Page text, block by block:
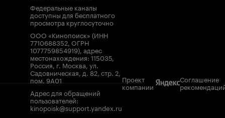
Федеральные каналы
доступны для бесплатного
просмотра круглосуточно
ООО «Кинопоиск» (ИНН
7710688352, ОГРН
1077759854919), адрес
местонахождения: 115035,
Россия, г. Москва, ул.
Садовническая, д. 82, стр. 2,
пом. 9А01
Адрес для обращений
пользователей:
kinopoisk@support.yandex.ru
Проект
компании
Соглашение